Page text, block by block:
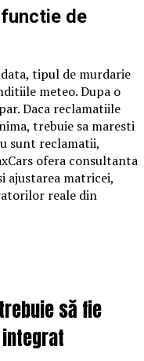
de
tipul de murdarie
meteo. Dupa o
Daca reclamatiile
trebuie sa maresti
sunt reclamatii,
ofera consultanta
ajustarea matricei,
reale din
să fie